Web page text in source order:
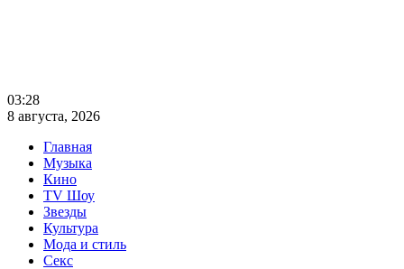
03:28
8 августа, 2026
Главная
Музыка
Кино
TV Шоу
Звезды
Культура
Мода и стиль
Секс